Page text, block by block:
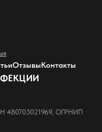
ОтзывыКонтакты
480703021969, ОГРНИП